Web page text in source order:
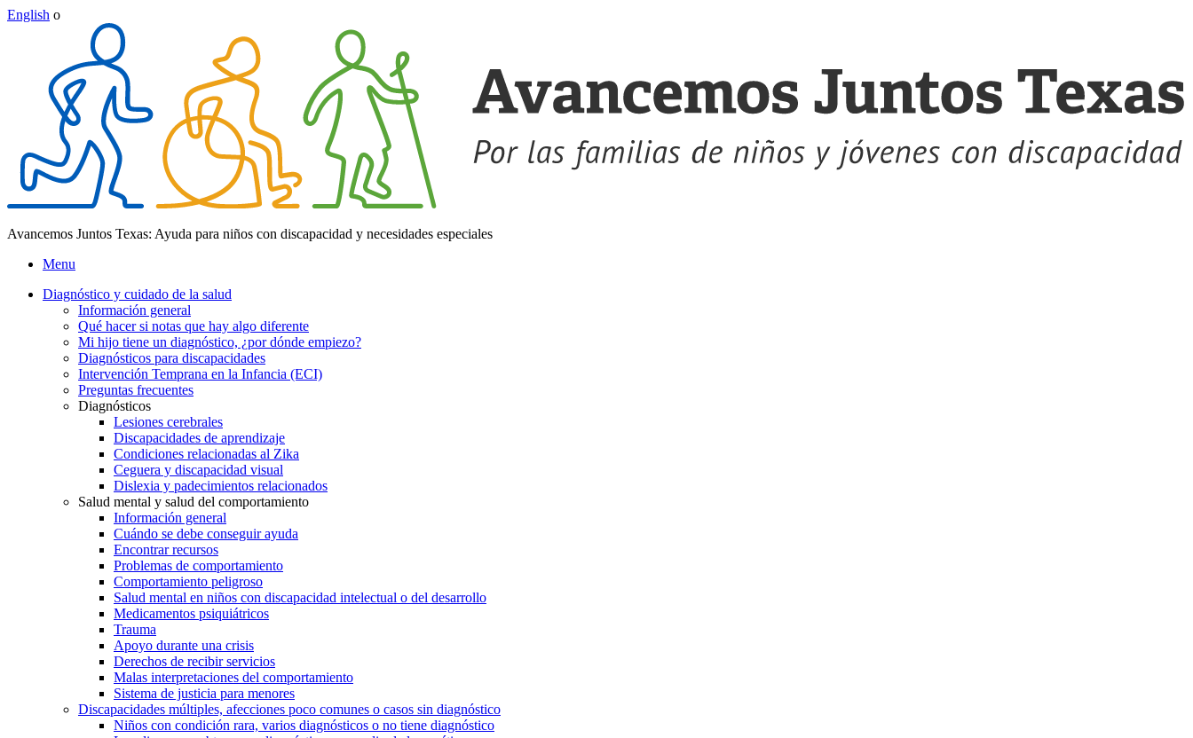
English o
Avancemos Juntos Texas: Ayuda para niños con discapacidad y necesidades especiales
Menu
Diagnóstico y cuidado de la salud
Información general
Qué hacer si notas que hay algo diferente
Mi hijo tiene un diagnóstico, ¿por dónde empiezo?
Diagnósticos para discapacidades
Intervención Temprana en la Infancia (ECI)
Preguntas frecuentes
Diagnósticos
Lesiones cerebrales
Discapacidades de aprendizaje
Condiciones relacionadas al Zika
Ceguera y discapacidad visual
Dislexia y padecimientos relacionados
Salud mental y salud del comportamiento
Información general
Cuándo se debe conseguir ayuda
Encontrar recursos
Problemas de comportamiento
Comportamiento peligroso
Salud mental en niños con discapacidad intelectual o del desarrollo
Medicamentos psiquiátricos
Trauma
Apoyo durante una crisis
Derechos de recibir servicios
Malas interpretaciones del comportamiento
Sistema de justicia para menores
Discapacidades múltiples, afecciones poco comunes o casos sin diagnóstico
Niños con condición rara, varios diagnósticos o no tiene diagnóstico